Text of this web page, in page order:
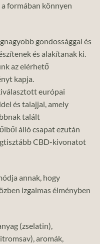
formában könnyen
gondossággal és
és alakítanak ki.
az elérhető
kapja.
európai
és talajjal, amely
talált
álló csapat ezután
CBD-kivonatot
annak, hogy
izgalmas élményben
(zselatin),
aromák,